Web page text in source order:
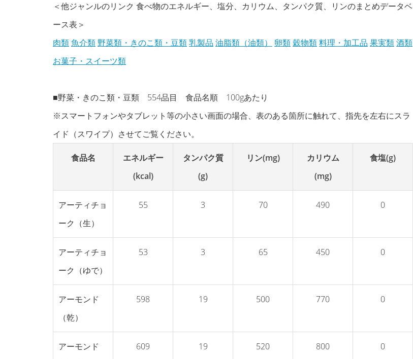
＜他ジャンルのリンク 食べ物のエネルギー、塩分、カリウム、タンパク質、リンのまとめデータベ
ース表＞
肉類魚介類野菜類・きのこ類・豆類乳製品 油脂類（油類） 卵類穀物類料理・加工品 果実類酒類
お菓子・スイーツ類
■野菜・きのこ類・豆類 554品目 食品名順 100gあたり
※スマートフォンやタブレット等の小さい画面の場合、表のある箇所に触れて、指先を左右にスラ
イド（スワイプ）させてご覧ください。
食品名
エネルギー
(kcal)
タンパク質
(g)
リン(mg)
カリウム
(mg)
食塩(g)
アーティチョ
ーク（生）
55 3 70 490 0
アーティチョ
ーク（ゆで）
53 3 65 450 0
アーモンド
（乾）
598 19 500 770 0
アーモンド
609 19 520 800 0